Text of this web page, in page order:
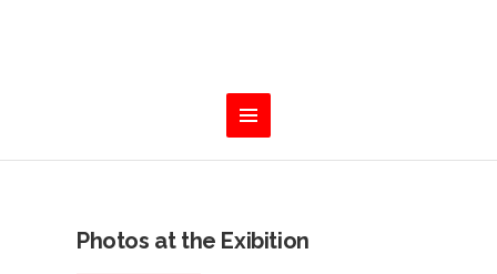
Photos at the Exibition